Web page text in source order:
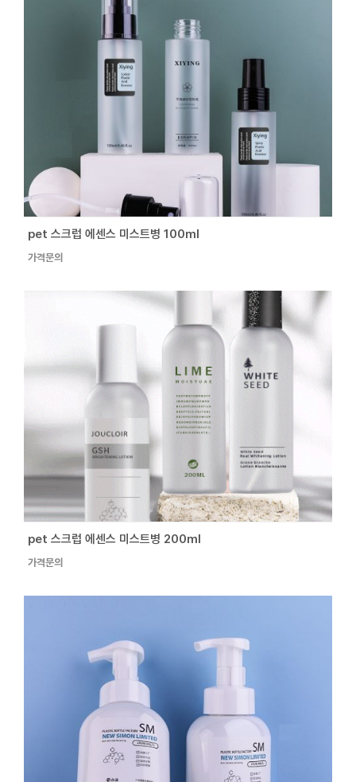
pet 스크럽 에센스 미스트병 100ml
가격문의
pet 스크럽 에센스 미스트병 200ml
가격문의